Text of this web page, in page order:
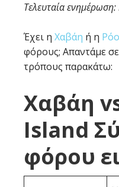
Τελευταία ενημέρωση:
Έχει η Χαβάη ή η
φόρους; Απαντάμε
τρόπους παρακάτω:
Χαβάη
Island
φόρου